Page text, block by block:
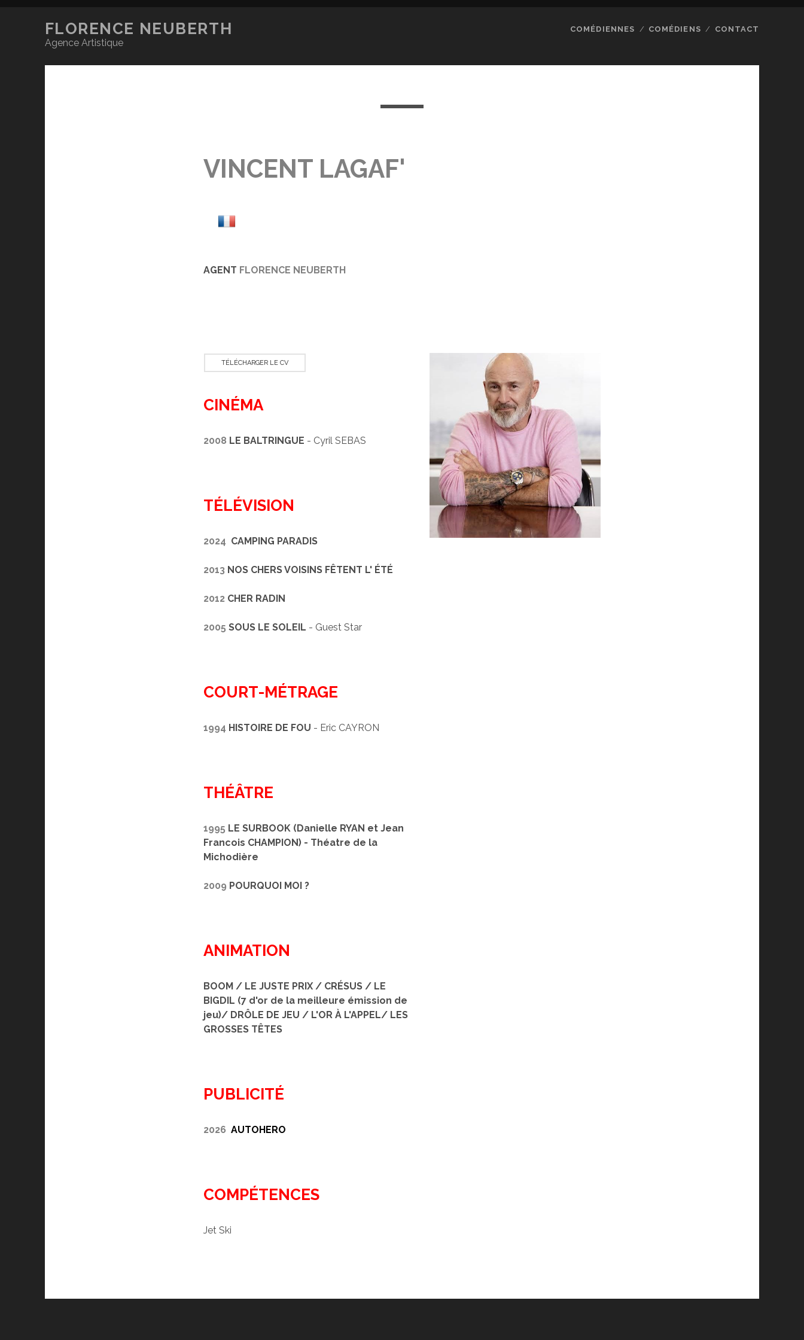
FLORENCE NEUBERTH
Agence Artistique
COMÉDIENNES COMÉDIENS CONTACT
VINCENT LAGAF'
AGENT FLORENCE NEUBERTH
TÉLÉCHARGER LE CV
CINÉMA
2008 LE BALTRINGUE - Cyril SEBAS
TÉLÉVISION
2024 CAMPING PARADIS
2013 NOS CHERS VOISINS FÊTENT L' ÉTÉ
2012 CHER RADIN
2005 SOUS LE SOLEIL - Guest Star
COURT-MÉTRAGE
1994 HISTOIRE DE FOU - Eric CAYRON
THÉÂTRE
1995 LE SURBOOK (Danielle RYAN et Jean
Francois CHAMPION) - Théatre de la
Michodière
2009 POURQUOI MOI ?
ANIMATION
BOOM / LE JUSTE PRIX / CRÉSUS / LE
BIGDIL (7 d'or de la meilleure émission de
jeu)/ DRÔLE DE JEU / L'OR À L'APPEL/ LES
GROSSES TÊTES
PUBLICITÉ
2026AUTOHERO
COMPÉTENCES
Jet Ski